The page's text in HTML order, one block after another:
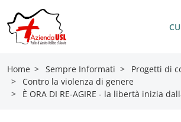
Home > Sempre Informati >
Progetti di
>
Contro la violenza di genere
>
È ORA DI RE-AGIRE - la libertà inizia